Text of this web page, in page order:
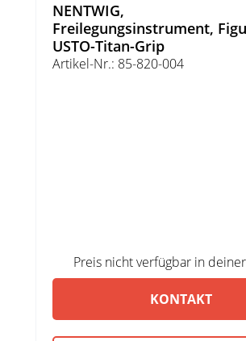
NENTWIG,
Freilegungsinstrument,
USTO-Titan-Grip
Artikel-Nr.: 85-820-004
Preis nicht verfügbar in
KONTAKT